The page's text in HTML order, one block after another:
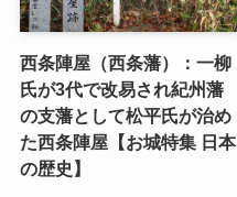
西条陣屋（西条藩）：一柳
氏が3代で改易され紀州藩
の支藩として松平氏が治め
た西条陣屋【お城特集 日本
の歴史】